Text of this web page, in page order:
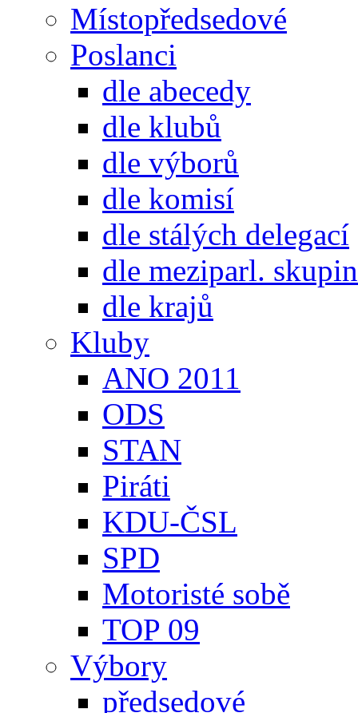
Místopředsedové
Poslanci
dle abecedy
dle klubů
dle výborů
dle komisí
dle stálých delegací
dle meziparl. skupin
dle krajů
Kluby
ANO 2011
ODS
STAN
Piráti
KDU-ČSL
SPD
Motoristé sobě
TOP 09
Výbory
předsedové